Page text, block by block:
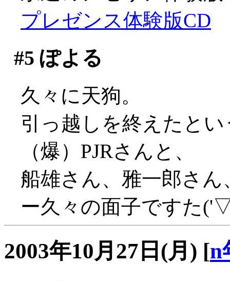
プレゼンス体験版CD
#5 ぽよる
久々に天狗。
引っ越しを終えたと
（爆）PJRさんと、
船雄さん、雅一郎さ
ー久々の面子ですた
2003年10月27日(月) [n